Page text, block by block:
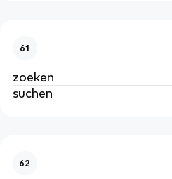
61
zoeken
suchen
62